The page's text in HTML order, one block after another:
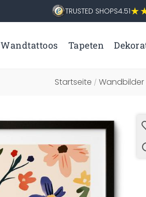
TRUSTED SHOPS4.51
Wandtattoos Tapeten
Startseite / Wandbilder